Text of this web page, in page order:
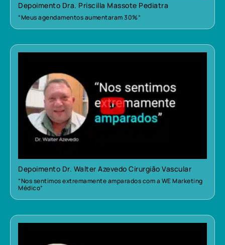
Depoimento Dra. Priscilla Massote Pediatra
“Meus agendamentos aumentaram 30%”
Depoimento Dr. Walter Azevedo Cirurgião Vascular
“Nos sentimos extremamente amparados com a WE Marketing
Médico”